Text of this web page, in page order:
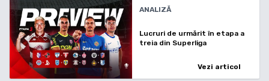
ANALIZĂ
Lucruri de urmărit în etapa a
treia din Superliga
Vezi articol